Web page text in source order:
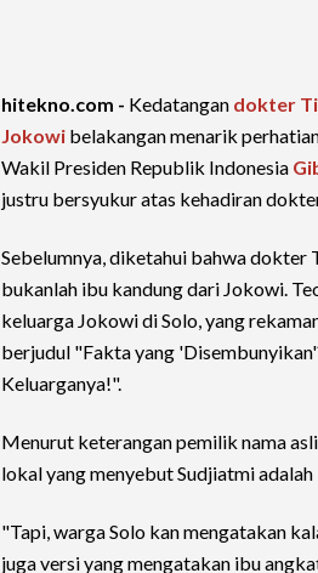
hitekno.com - Kedatangan dokter
Jokowi belakangan menarik
Wakil Presiden Republik Indonesia
justru bersyukur atas kehadiran
Sebelumnya, diketahui bahwa
bukanlah ibu kandung dari Jokowi.
keluarga Jokowi di Solo, yang
berjudul "Fakta yang
Keluarganya!".
Menurut keterangan pemilik nama
lokal yang menyebut Sudjiatmi
"Tapi, warga Solo kan mengatakan
juga versi yang mengatakan ibu